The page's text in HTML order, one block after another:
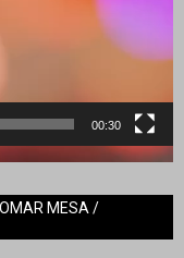
00:30
OMAR MESA /